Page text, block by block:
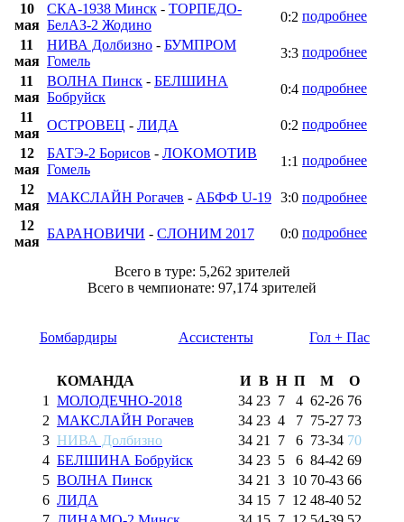
10
мая
СКА-1938 Минск - ТОРПЕДО-
БелАЗ-2 Жодино
0:2 подробнее
11
мая
НИВА Долбизно - БУМПРОМ
Гомель
3:3 подробнее
11
мая
ВОЛНА Пинск - БЕЛШИНА
Бобруйск
0:4 подробнее
11
мая
ОСТРОВЕЦ - ЛИДА 0:2 подробнее
12
мая
БАТЭ-2 Борисов - ЛОКОМОТИВ
Гомель
1:1 подробнее
12
мая
МАКСЛАЙН Рогачев - АБФФ U-19 3:0 подробнее
12
мая
БАРАНОВИЧИ - СЛОНИМ 2017 0:0 подробнее
Всего в туре: 5,262 зрителей
Всего в чемпионате: 97,174 зрителей
Бомбардиры Ассистенты Гол + Пас
КОМАНДА И В Н П М
О
1
МОЛОДЕЧНО-2018 34 23 7 4 62-26 76
2 МАКСЛАЙН Рогачев 34 23 4 7 75-27 73
3 НИВА Долбизно 34 21 7 6 73-34 70
4 БЕЛШИНА Бобруйск 34 23 5 6 84-42 69
5 ВОЛНА Пинск 34 21 3 10 70-43 66
6 ЛИДА 34 15 7 12 48-40 52